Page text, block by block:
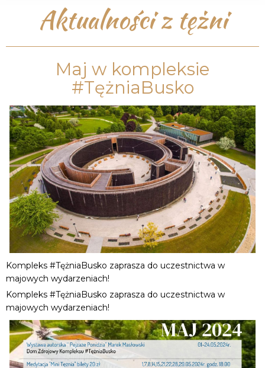
Aktualności z tężni
Maj w kompleksie
#TężniaBusko
Kompleks #TężniaBusko zaprasza do uczestnictwa w
majowych wydarzeniach!
Kompleks #TężniaBusko zaprasza do uczestnictwa w
majowych wydarzeniach!